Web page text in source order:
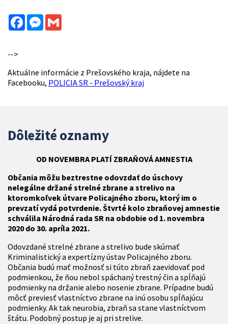
FacebookMessenger
-->
Aktuálne informácie z Prešovského kraja, nájdete na
Facebooku, POLICIA SR - Prešovský kraj
Dôležité oznamy
OD NOVEMBRA PLATÍ ZBRAŇOVÁAMNESTIA
Občania môžu beztrestne odovzdať do úschovy
nelegálne držané strelné zbrane a strelivo na
ktoromkoľvek útvare Policajného zboru, ktorý im o
prevzatí vydá potvrdenie. Štvrté kolo zbraňovej amnestie
schválila Národná rada SR na obdobie od 1. novembra
2020 do 30. apríla 2021.
Odovzdané strelné zbrane a strelivo bude skúmať
Kriminalistický a expertízny ústav Policajného zboru.
Občania budú mať možnosť si túto zbraň zaevidovať pod
podmienkou, že ňou nebol spáchaný trestný čin a spĺňajú
podmienky na držanie alebo nosenie zbrane. Prípadne budú
môcť previesť vlastníctvo zbrane na inú osobu spĺňajúcu
podmienky. Ak tak neurobia, zbraň sa stane vlastníctvom
štátu. Podobný postup je aj pri strelive.